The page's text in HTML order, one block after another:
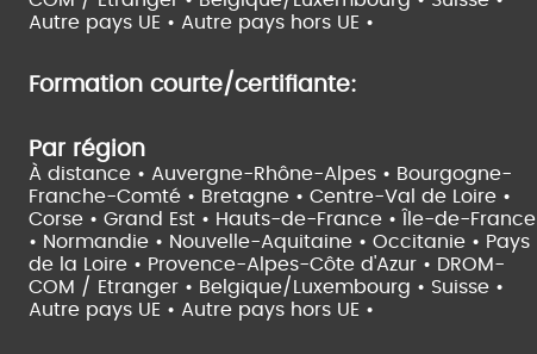
Autre pays UE • Autre pays hors UE •
Formation courte/certifiante:
Par région
À distance • Auvergne-Rhône-Alpes • Bourgogne-
Franche-Comté • Bretagne • Centre-Val de Loire •
Corse • Grand Est • Hauts-de-France •
Île-de-France
• Normandie • Nouvelle-Aquitaine • Occitanie • Pays
de la Loire • Provence-Alpes-Côte d'Azur • DROM-
COM / Etranger • Belgique/Luxembourg • Suisse •
Autre pays UE • Autre pays hors UE •